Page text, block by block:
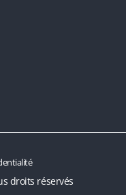
droits réservés